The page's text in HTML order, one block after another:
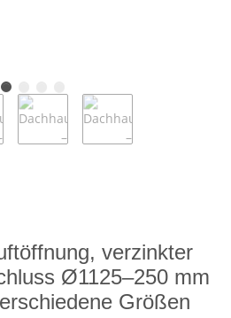
verzinkter
Ø1125–250 mm
Größen